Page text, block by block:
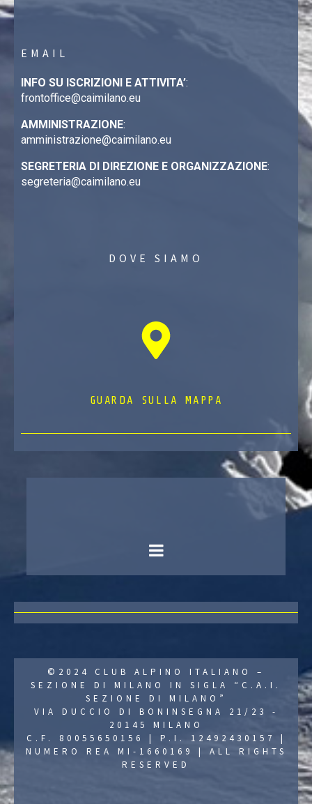
EMAIL
INFO SU ISCRIZIONI E ATTIVITA’:
frontoffice@caimilano.eu
AMMINISTRAZIONE:
amministrazione@caimilano.eu
SEGRETERIA DI DIREZIONE E ORGANIZZAZIONE:
segreteria@caimilano.eu
DOVE SIAMO
GUARDA SULLA MAPPA
©2024 CLUB ALPINO ITALIANO –
SEZIONE DI MILANO IN SIGLA “C.A.I.
SEZIONE DI MILANO”
VIA DUCCIO DI BONINSEGNA 21/23 -
20145 MILANO
C.F. 80055650156 | P.I. 12492430157 |
NUMERO REA MI-1660169 | ALL RIGHTS
RESERVED